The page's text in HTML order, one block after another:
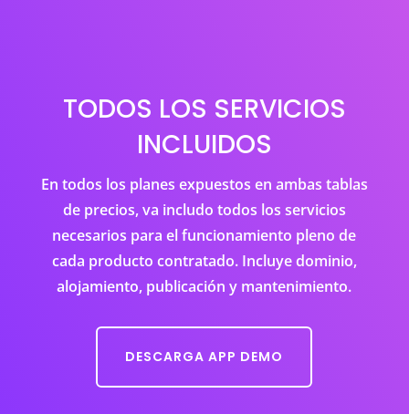
TODOS LOS SERVICIOS
INCLUIDOS
En todos los planes expuestos en ambas tablas
de precios, va includo todos los servicios
necesarios para el funcionamiento pleno de
cada producto contratado. Incluye dominio,
alojamiento, publicación y mantenimiento.
DESCARGA APP DEMO